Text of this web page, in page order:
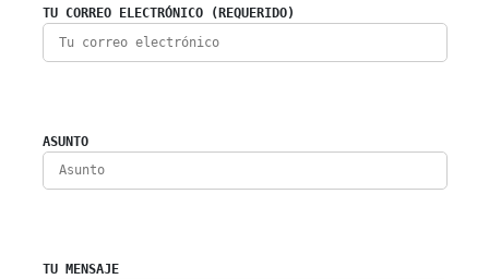
TU CORREO ELECTRÓNICO (REQUERIDO)
ASUNTO
TU MENSAJE